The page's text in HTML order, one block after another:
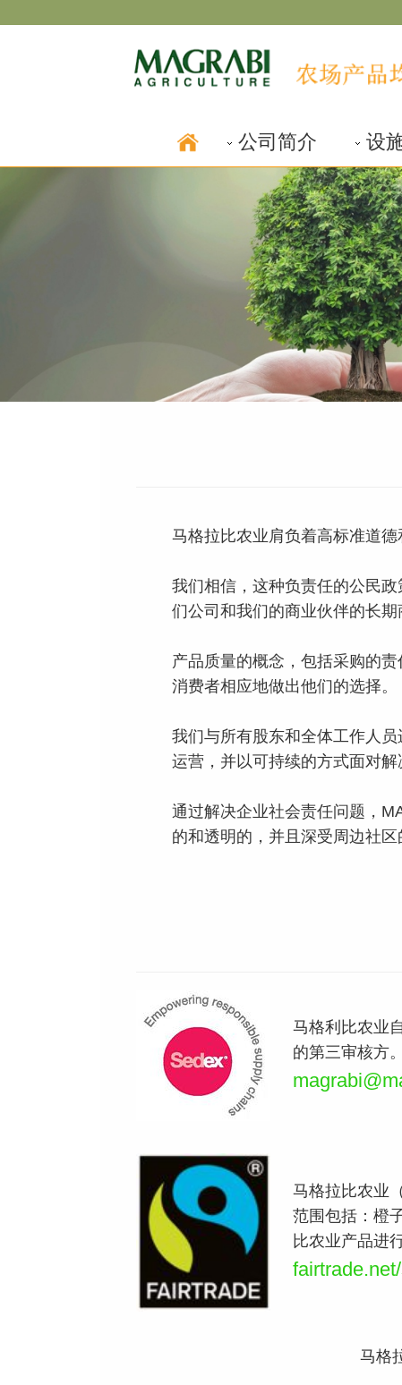
公司简介 设
马格拉比农业肩负着高标准道德
我们相信，这种负责任的公民
们公司和我们的商业伙伴的长期
产品质量的概念，包括采购的
消费者相应地做出他们的选择。
我们与所有股东和全体工作人
运营，并以可持续的方式面对解
通过解决企业社会责任问题，
的和透明的，并且深受周边社区
马格利比农业
的第三审核方。
马格拉比农业
范围包括：橙
比农业产品进
马格